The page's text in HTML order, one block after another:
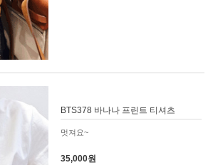
BTS378 바나나 프린트 티셔츠
멋져요~
35,000원